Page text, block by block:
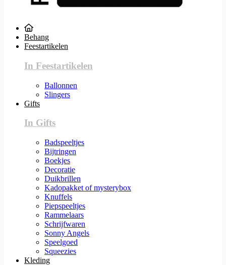
Behang
Feestartikelen
In Feestartikelen
Ballonnen
Slingers
Gifts
In Gifts
Badspeeltjes
Bijtringen
Boekjes
Decoratie
Duikbrillen
Kadopakket of mysterybox
Knuffels
Piepspeeltjes
Rammelaars
Schrijfwaren
Sonny Angels
Speelgoed
Squeezies
Kleding